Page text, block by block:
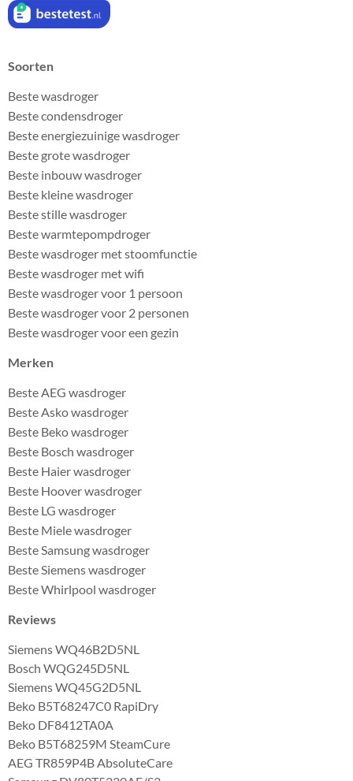
Soorten
Beste wasdroger
Beste condensdroger
Beste energiezuinige wasdroger
Beste grote wasdroger
Beste inbouw wasdroger
Beste kleine wasdroger
Beste stille wasdroger
Beste warmtepompdroger
Beste wasdroger met stoomfunctie
Beste wasdroger met wifi
Beste wasdroger voor 1 persoon
Beste wasdroger voor 2 personen
Beste wasdroger voor een gezin
Merken
Beste AEG wasdroger
Beste Asko wasdroger
Beste Beko wasdroger
Beste Bosch wasdroger
Beste Haier wasdroger
Beste Hoover wasdroger
Beste LG wasdroger
Beste Miele wasdroger
Beste Samsung wasdroger
Beste Siemens wasdroger
Beste Whirlpool wasdroger
Reviews
Siemens WQ46B2D5NL
Bosch WQG245D5NL
Siemens WQ45G2D5NL
Beko B5T68247C0 RapiDry
Beko DF8412TA0A
Beko B5T68259M SteamCure
AEG TR859P4B AbsoluteCare